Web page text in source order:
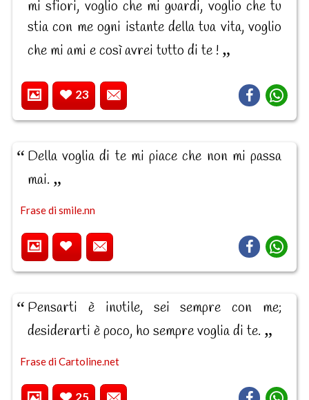
mi sfiori, voglio che mi guardi, voglio che tu
stia con me ogni istante della tua vita, voglio
che mi ami e così avrei tutto di te !
23
Della voglia di te mi piace che non mi passa
mai.
Frase di smile.nn
Pensarti è inutile, sei sempre con me;
desiderarti è poco, ho sempre voglia di te.
Frase di Cartoline.net